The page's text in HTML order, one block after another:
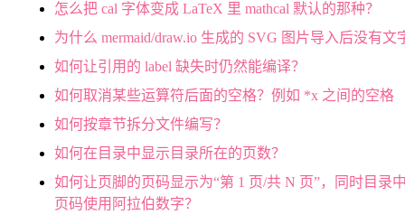
怎么把 cal 字体变成 LaTeX 里 mathcal 默认的那种？
为什么 mermaid/draw.io 生成的 SVG 图片导入后没有文
如何让引用的 label 缺失时仍然能编译？
如何取消某些运算符后面的空格？例如 *x 之间的空格
如何按章节拆分文件编写？
如何在目录中显示目录所在的页数？
如何让页脚的页码显示为“第 1 页/共 N 页”，同时目录
页码使用阿拉伯数字？